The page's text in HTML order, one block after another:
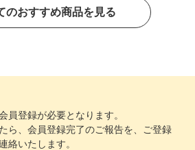
のおすすめ商品を見る
員登録が必要となります。
ら、会員登録完了のご報告を、ご登録
絡いたします。